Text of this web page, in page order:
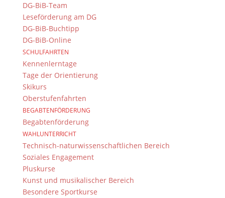
DG-BiB-Team
Leseförderung am DG
DG-BiB-Buchtipp
DG-BiB-Online
SCHULFAHRTEN
Kennenlerntage
Tage der Orientierung
Skikurs
Oberstufenfahrten
BEGABTENFÖRDERUNG
Begabtenförderung
WAHLUNTERRICHT
Technisch-naturwissenschaftlichen Bereich
Soziales Engagement
Pluskurse
Kunst und musikalischer Bereich
Besondere Sportkurse
Tel.: +49 (0) 951 93 23 90
Fax.: +49 (0) 951 93 23 92 0
E-Mail: dg@stadt.bamberg.de
Kontakt & Ansprechpartner
Senden Sie uns Ihre Nachricht.
Impressum & Datenschutz
Impressum
Datenschutzerklärung
Kontakt
© 2015-2022, Dientzenhofer-Gymnasium Bamberg
Immer Aktuell